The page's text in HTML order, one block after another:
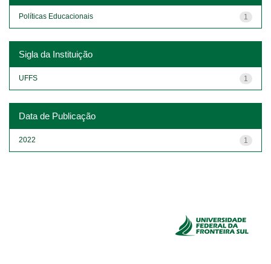
1
Políticas Educacionais
Sigla da Instituição
1
UFFS
Data de Publicação
1
2022